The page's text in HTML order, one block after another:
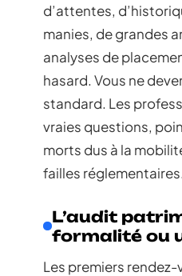
d’attentes,
manies, de grandes
analyses de
hasard. Vous ne
standard. Les
vraies questions,
morts dus à la
failles réglementaires.
L’audit
formalité ou
Les premiers